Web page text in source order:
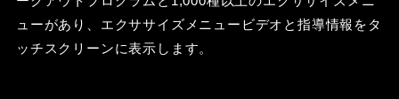
ューがあり、エクササイズメニュービデオと指導情報をタ
ッチスクリーンに表示します。